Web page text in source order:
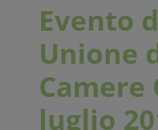
Evento
Unione
Camere
luglio